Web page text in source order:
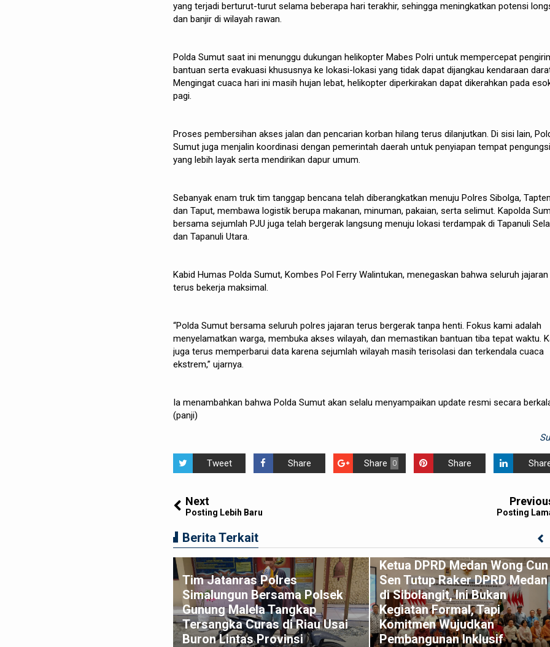
yang terjadi berturut-turut selama beberapa hari terakhir, sehingga meningkatkan potensi
dan banjir di wilayah rawan.
Polda Sumut saat ini menunggu dukungan helikopter Mabes Polri untuk mempercepat
bantuan serta evakuasi khususnya ke lokasi-lokasi yang tidak dapat dijangkau kendaraan
Mengingat cuaca hari ini masih hujan lebat, helikopter diperkirakan dapat dikerahkan pada
pagi.
Proses pembersihan akses jalan dan pencarian korban hilang terus dilanjutkan. Di sisi lain,
Sumut juga menjalin koordinasi dengan pemerintah daerah untuk penyiapan tempat
yang lebih layak serta mendirikan dapur umum.
Sebanyak enam truk tim tanggap bencana telah diberangkatkan menuju Polres Sibolga,
dan Taput, membawa logistik berupa makanan, minuman, pakaian, serta selimut. Kapolda
bersama sejumlah PJU juga telah bergerak langsung menuju lokasi terdampak di Tapanuli
dan Tapanuli Utara.
Kabid Humas Polda Sumut, Kombes Pol Ferry Walintukan, menegaskan bahwa seluruh jajaran
terus bekerja maksimal.
“Polda Sumut bersama seluruh polres jajaran terus bergerak tanpa henti. Fokus kami adalah
menyelamatkan warga, membuka akses wilayah, dan memastikan bantuan tiba tepat waktu.
juga terus memperbarui data karena sejumlah wilayah masih terisolasi dan terkendala cuaca
ekstrem,” ujarnya.
Ia menambahkan bahwa Polda Sumut akan selalu menyampaikan update resmi secara
(panji)
Tweet Share 0
Share Share
Next
Posting Lebih Baru Posting
Berita Terkait
Tim Jatanras Polres
Simalungun Bersama Polsek
Gunung Malela Tangkap
Tersangka Curas di Riau Usai
Buron Lintas Provinsi
Ketua DPRD Medan Wong Cun
Sen Tutup Raker DPRD Medan
di Sibolangit, Ini Bukan
Kegiatan Formal, Tapi
Komitmen Wujudkan
Pembangunan Inklusif